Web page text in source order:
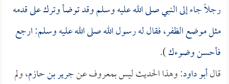
رجلاً جاء إلى النبي صلى الله عليه وسلم وقد توضأ وترك على قدمه
مثل موضع الظفر، فقال له رسول الله صلى الله عليه وسلم: ارجع
فأحسن وضوءك).
قالأبو داود: وهذا الحديث ليس بمعروف عنجرير بن حازم، ولم